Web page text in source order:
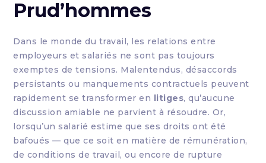
Prud’hommes
Dans le monde du travail, les relations entre
employeurs et salariés ne sont pas toujours
exemptes de tensions. Malentendus, désaccords
persistants ou manquements contractuels peuvent
rapidement se transformer en litiges, qu’aucune
discussion amiable ne parvient à résoudre. Or,
lorsqu’un salarié estime que ses droits ont été
bafoués — que ce soit en matière de rémunération,
de conditions de travail, ou encore de rupture